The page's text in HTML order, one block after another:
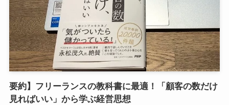
要約】フリーランスの教科書に最適！「顧客の数だけ
見ればいい」から学ぶ経営思想